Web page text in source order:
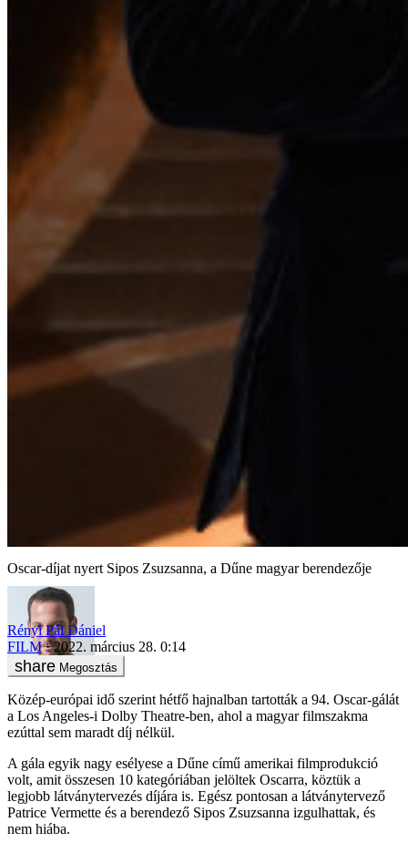
Oscar-díjat nyert Sipos Zsuzsanna, a Dűne magyar berendezője
Rényi Pál Dániel
FILM
2022. március 28. 0:14
Megosztás
Közép-európai idő szerint hétfő hajnalban tartották a 94. Oscar-gálát
a Los Angeles-i Dolby Theatre-ben, ahol a magyar filmszakma
ezúttal sem maradt díj nélkül.
A gála egyik nagy esélyese a Dűne című amerikai filmprodukció
volt, amit összesen 10 kategóriában jelöltek Oscarra, köztük a
legjobb látványtervezés díjára is. Egész pontosan a látványtervező
Patrice Vermette és a berendező Sipos Zsuzsanna izgulhattak, és
nem hiába.